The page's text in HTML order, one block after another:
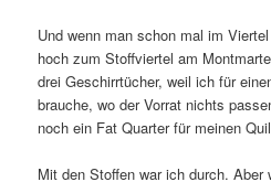
Und wenn man schon mal im
hoch zum Stoffviertel am
drei Geschirrtücher, weil ich für
brauche, wo der Vorrat nichts
noch ein Fat Quarter für meinen
Mit den Stoffen war ich durch. Aber